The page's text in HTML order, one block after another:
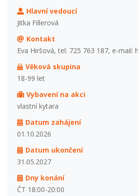
Hlavní vedoucí
Jitka Fillerová
Kontakt
Eva Hiršová, tel: 725 763 187, e-mail:
Věková skupina
18-99 let
Vybavení na akci
vlastní kytara
Datum zahájení
01.10.2026
Datum ukončení
31.05.2027
Dny konání
ČT 18:00-20:00